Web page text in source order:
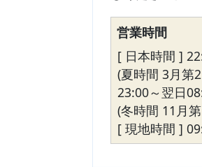
営業時間
[ 日本時間 ]
(夏時間 3月第
23:00～翌日
(冬時間 11月
[ 現地時間 ]